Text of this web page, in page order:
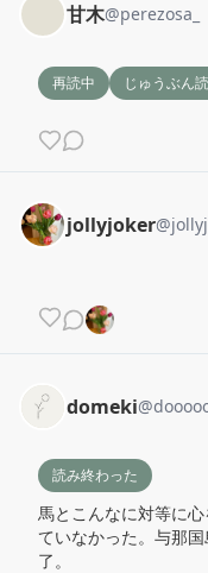
甘木@perezosa_
再読中 じゅうぶん
jollyjoker@
domeki@
読み終わった
馬とこんなに対等に
ていなかった。与那
了。